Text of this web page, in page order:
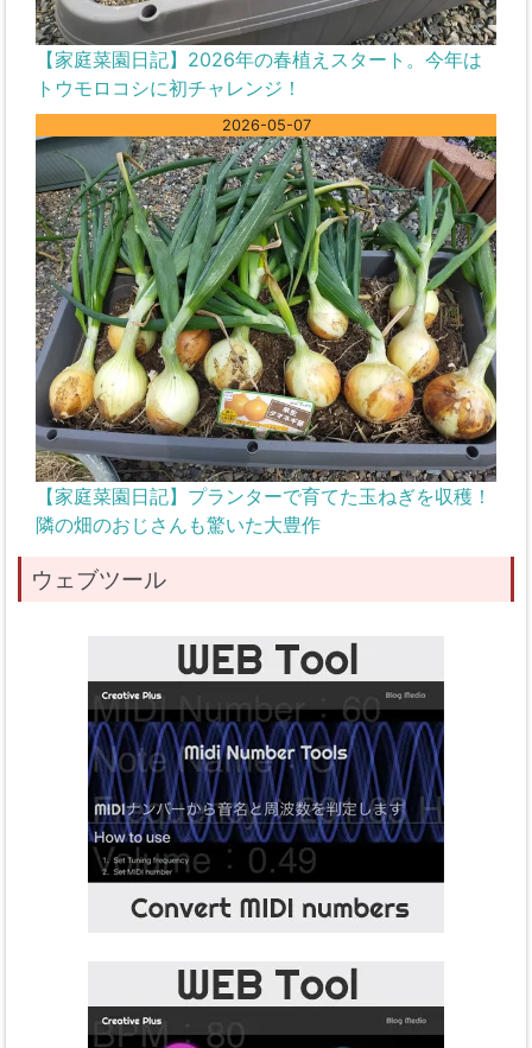
【家庭菜園日記】2026年の春植えスタート。今年は
トウモロコシに初チャレンジ！
2026-05-07
【家庭菜園日記】プランターで育てた玉ねぎを収穫！
隣の畑のおじさんも驚いた大豊作
ウェブツール